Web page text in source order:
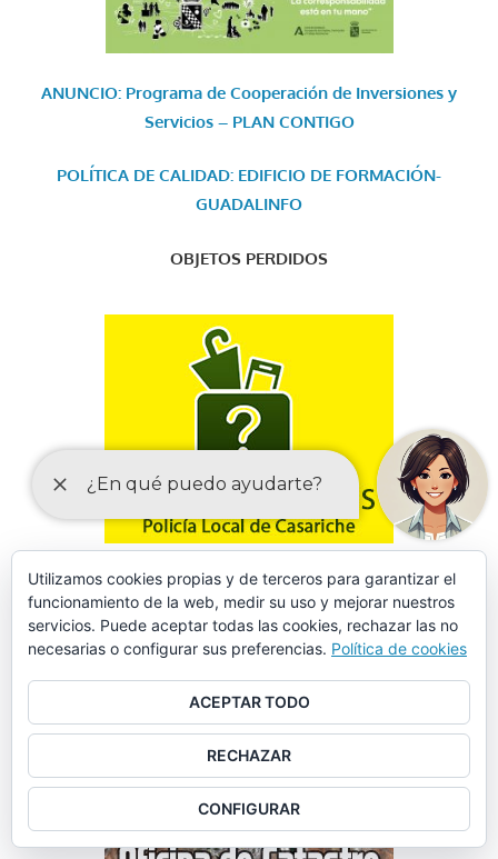
ANUNCIO: Programa de Cooperación de Inversiones y
Servicios – PLAN CONTIGO
POLÍTICA DE CALIDAD: EDIFICIO DE FORMACIÓN-
GUADALINFO
OBJETOS PERDIDOS
FORMULARIO DE SOLICITUD DE DATOS EN SINIESTROS
VIALES
Utilizamos cookies propias y de terceros para garantizar el
funcionamiento de la web, medir su uso y mejorar nuestros
servicios. Puede aceptar todas las cookies, rechazar las no
necesarias o configurar sus preferencias. Política de cookies
ACEPTAR TODO
RECHAZAR
CONFIGURAR